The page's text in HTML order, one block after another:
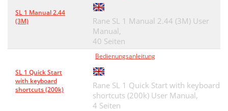
SL 1 Manual 2.44
(3M)
Rane SL 1 Manual 2.44 (3M) User
Manual,
40 Seiten
SL 1 Quick Start
with keyboard
shortcuts (200k)
Bedienungsanleitung
Rane SL 1 Quick Start with keyboard
shortcuts (200k) User Manual,
4 Seiten